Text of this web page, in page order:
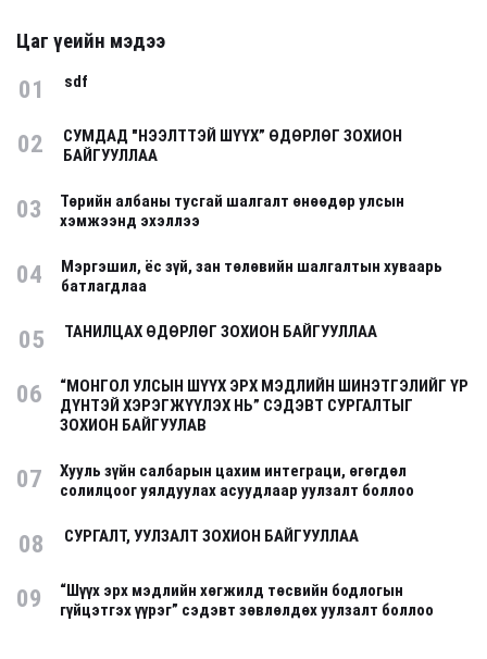
Цаг үеийн мэдээ
01 sdf
02
СУМДАД "НЭЭЛТТЭЙ ШҮҮХ” ӨДӨРЛӨГ ЗОХИОН
БАЙГУУЛЛАА
03
Төрийн албаны тусгай шалгалт өнөөдөр улсын
хэмжээнд эхэллээ
04
Мэргэшил, ёс зүй, зан төлөвийн шалгалтын хуваарь
батлагдлаа
05 ТАНИЛЦАХ ӨДӨРЛӨГ ЗОХИОН БАЙГУУЛЛАА
06
“МОНГОЛ УЛСЫН ШҮҮХ ЭРХ МЭДЛИЙН ШИНЭТГЭЛИЙГ ҮР
ДҮНТЭЙ ХЭРЭГЖҮҮЛЭХ НЬ” СЭДЭВТ СУРГАЛТЫГ
ЗОХИОН БАЙГУУЛАВ
07
Хууль зүйн салбарын цахим интеграци, өгөгдөл
солилцоог уялдуулах асуудлаар уулзалт боллоо
08 СУРГАЛТ, УУЛЗАЛТ ЗОХИОН БАЙГУУЛЛАА
09
“Шүүх эрх мэдлийн хөгжилд төсвийн бодлогын
гүйцэтгэх үүрэг” сэдэвт зөвлөлдөх уулзалт боллоо